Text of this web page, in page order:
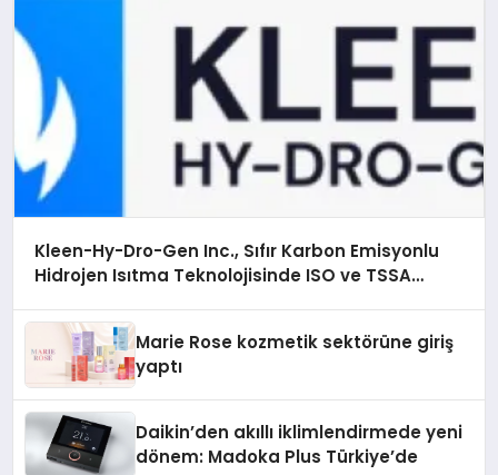
Kleen-Hy-Dro-Gen Inc., Sıfır Karbon Emisyonlu
Hidrojen Isıtma Teknolojisinde ISO ve TSSA
Marie Rose kozmetik sektörüne giriş
yaptı
Daikin’den akıllı iklimlendirmede yeni
dönem: Madoka Plus Türkiye’de